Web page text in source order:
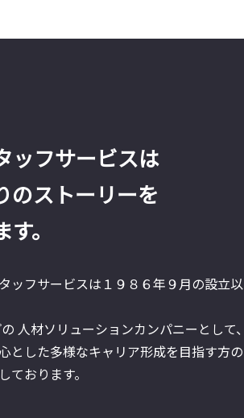
ッフサービスは
のストーリーを
。
ッフサービスは１９８６年９月の設立以
人材ソリューションカンパニーとして、
とした多様なキャリア形成を目指す方の
ております。